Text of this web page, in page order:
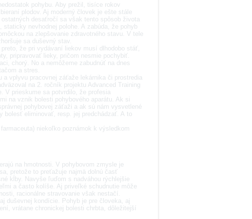
pohybu. Aby prežil, tisíce rokov
plodov. Aj moderný človek je ešte stále
desaťročí sa však tento spôsob života
nevhodnej polohe. A zabúda, že pohyb
na zlepšovanie zdravotného stavu. V tele
sa duševný stav.
že pri vydávaní liekov musí dlhodobo stáť,
pripravovať lieky, pričom nesmie pochybiť.
chorý. No a nemôžeme zabudnúť na dnes
a stres.
vplyvu pracovnej záťaže lekárnika či prostredia
na 2. ročník projektu Advanced Training
V prieskume sa potvrdilo, že profesia
na vznik bolesti pohybového aparátu. Ak si
pohybovej záťaži a ak sú nám vysvetlené
bolesť eliminovať, resp. jej predchádzať. A to
niekoľko poznámok k výsledkom
na hmotnosti. V pohybovom zmysle je
pretože to preťažuje najmä dolnú časť
kĺby. Navyše ľuďom s nadváhou rýchlejšie
a často kolíše. Aj priveľké schudnutie môže
racionálne stravovanie však nestačí.
duševnej kondície. Pohyb je pre človeka, aj
vrátane chronickej bolesti chrbta, dôležitejší